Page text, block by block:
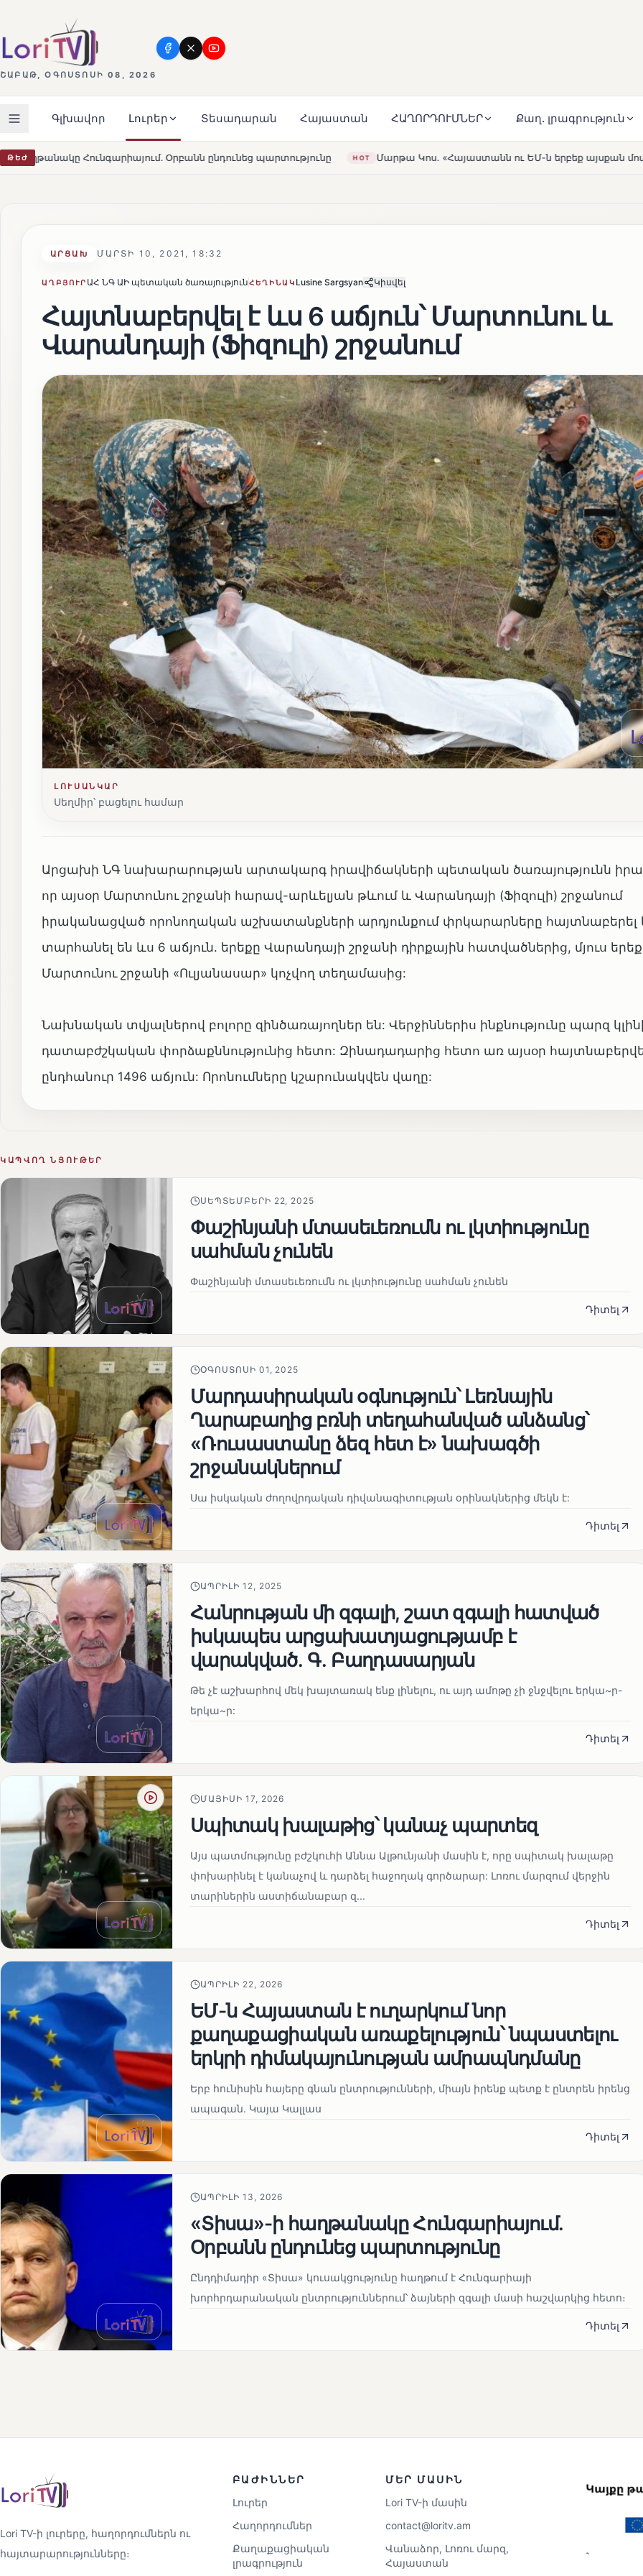
ՇԱԲԱԹ, ՕԳՈՍՏՈՍԻ 08, 2026
Գլխավոր Լուրեր Տեսադարան Հայաստան ՀԱՂՈՐԴՈՒՄՆԵՐ Քաղ. լրագրություն
ԹԵԺ Օրբանն ընդունեց պարտությունը HOT Մարթա Կոս. «Հայաստանն ու ԵՄ-ն երբեք այսքան մոտ չեն եղել» HOT
ԱՐՑԱԽ ՄԱՐՏԻ 10, 2021, 18:32
ԱՂԲՅՈՒՐ ԱՀ ՆԳ ԱԻ պետական ծառայությունՀԵՂԻՆԱԿ Lusine Sargsyan Կիսվել
Հայտնաբերվել է ևս 6 աճյուն՝ Մարտունու և
Վարանդայի (Ֆիզուլի) շրջանում
ԼՈՒՍԱՆԿԱՐ
Սեղմիր՝ բացելու համար
Արցախի ՆԳ նախարարության արտակարգ իրավիճակների պետական ծառայությունն
որ այսօր Մարտունու շրջանի հարավ-արևելյան թևում և Վարանդայի (Ֆիզուլի) շրջանում
իրականացված որոնողական աշխատանքների արդյունքում փրկարարները հայտնաբերել
տարհանել են ևս 6 աճյուն. երեքը Վարանդայի շրջանի դիրքային հատվածներից, մյուս
Մարտունու շրջանի «Ուլյանասար» կոչվող տեղամասից:
Նախնական տվյալներով բոլորը զինծառայողներ են: Վերջիններիս ինքնությունը պարզ
դատաբժշկական փորձաքննությունից հետո: Զինադադարից հետո առ այսօր
ընդհանուր 1496 աճյուն: Որոնումները կշարունակվեն վաղը:
ԿԱՊՎՈՂ ՆՅՈՒԹԵՐ
ՍԵՊՏԵՄԲԵՐԻ 22, 2025
Փաշինյանի մտասեւեռումն ու լկտիությունը
սահման չունեն
Փաշինյանի մտասեւեռումն ու լկտիությունը սահման չունեն
Դիտել
ՕԳՈՍՏՈՍԻ 01, 2025
Մարդասիրական օգնություն՝ Լեռնային
Ղարաբաղից բռնի տեղահանված անձանց՝
«Ռուսաստանը ձեզ հետ է» նախագծի
շրջանակներում
Սա իսկական ժողովրդական դիվանագիտության օրինակներից մեկն է:
Դիտել
ԱՊՐԻԼԻ 12, 2025
Հանրության մի զգալի, շատ զգալի հատված
իսկապես արցախատյացությամբ է
վարակված․ Գ․ Բաղդասարյան
Թե չէ աշխարհով մեկ խայտառակ ենք լինելու, ու այդ ամոթը չի ջնջվելու երկա~ր-
երկա~ր:
Դիտել
ՄԱՅԻՍԻ 17, 2026
Սպիտակ խալաթից՝ կանաչ պարտեզ
Այս պատմությունը բժշկուհի Աննա Ալթունյանի մասին է, որը սպիտակ խալաթը
փոխարինել է կանաչով և դարձել հաջողակ գործարար: Լոռու մարզում վերջին
տարիներին աստիճանաբար զ...
Դիտել
ԱՊՐԻԼԻ 22, 2026
ԵՄ-ն Հայաստան է ուղարկում նոր
քաղաքացիական առաքելություն՝ նպաստելու
երկրի դիմակայունության ամրապնդմանը
Երբ հունիսին հայերը գնան ընտրությունների, միայն իրենք պետք է ընտրեն իրենց
ապագան. Կայա Կալլաս
Դիտել
ԱՊՐԻԼԻ 13, 2026
«Տիսա»-ի հաղթանակը Հունգարիայում․
Օրբանն ընդունեց պարտությունը
Ընդդիմադիր «Տիսա» կուսակցությունը հաղթում է Հունգարիայի
խորհրդարանական ընտրություններում՝ ձայների զգալի մասի հաշվարկից հետո։
Դիտել
Lori TV-ի լուրերը, հաղորդումներն ու
հայտարարությունները։
ԲԱԺԻՆՆԵՐ
Լուրեր
Հաղորդումներ
Քաղաքացիական
լրագրություն
ՄԵՐ ՄԱՍԻՆ
Lori TV-ի մասին
contact@loritv.am
Վանաձոր, Լոռու մարզ,
Հայաստան